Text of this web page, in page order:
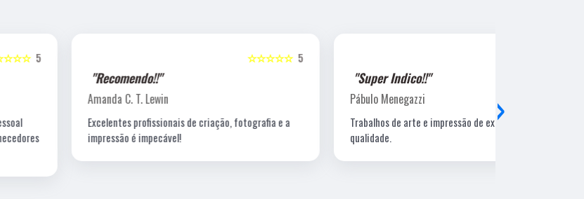
Excelentes profissionais de criação, fotografia e a
impressão é impecável!
Trabalhos de arte e impressão de excelente
›